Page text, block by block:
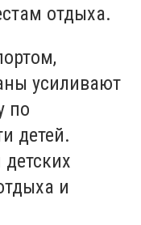
отдыха.
усиливают
по
детей.
и